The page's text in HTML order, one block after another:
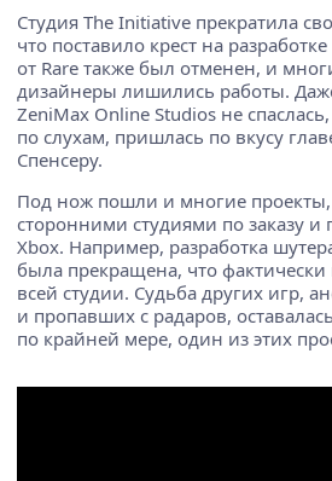
Студия The Initiative прекратила
что поставило крест на
от Rare также был отменен, и
дизайнеры лишились работы.
ZeniMax Online Studios не
по слухам, пришлась по вкусу
Спенсеру.
Под нож пошли и многие
сторонними студиями по заказу
Xbox. Например, разработка
была прекращена, что
всей студии. Судьба других игр,
и пропавших с радаров,
по крайней мере, один из этих